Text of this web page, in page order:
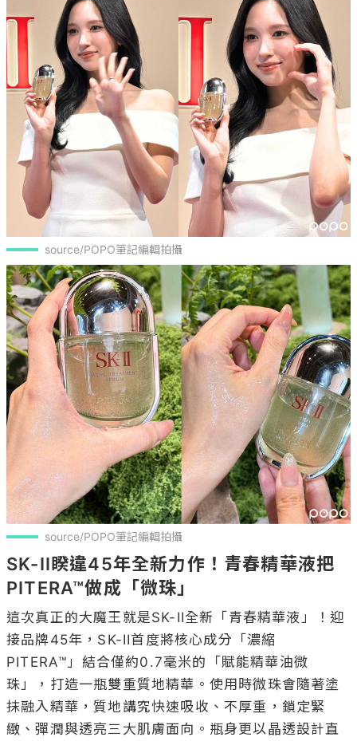
source/POPO筆記編輯拍攝
source/POPO筆記編輯拍攝
SK-II睽違45年全新力作！青春精華液把
PITERA™做成「微珠」
這次真正的大魔王就是SK-II全新「青春精華液」！迎
接品牌45年，SK-II首度將核心成分「濃縮
PITERA™」結合僅約0.7毫米的「賦能精華油微
珠」，打造一瓶雙重質地精華。使用時微珠會隨著塗
抹融入精華，質地講究快速吸收、不厚重，鎖定緊
緻、彈潤與透亮三大肌膚面向。瓶身更以晶透設計直